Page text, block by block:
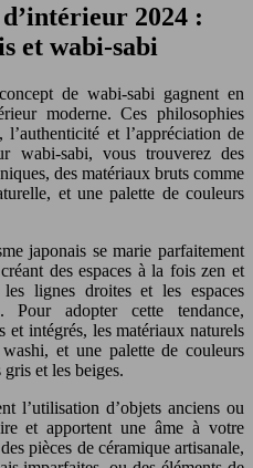
2024 :
et wabi-sabi
de wabi-sabi gagnent en
moderne. Ces philosophies
et l’appréciation de
wabi-sabi, vous trouverez des
des matériaux bruts comme
et une palette de couleurs
japonais se marie parfaitement
des espaces à la fois zen et
lignes droites et les espaces
Pour adopter cette tendance,
et intégrés, les matériaux naturels
et une palette de couleurs
et les beiges.
l’utilisation d’objets anciens ou
et apportent une âme à votre
pièces de céramique artisanale,